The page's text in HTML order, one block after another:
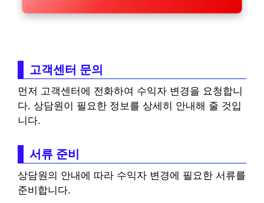
고객센터 문의
먼저 고객센터에 전화하여 수익자 변경을 요청합니
다. 상담원이 필요한 정보를 상세히 안내해 줄 것입
니다.
서류 준비
상담원의 안내에 따라 수익자 변경에 필요한 서류를
준비합니다.